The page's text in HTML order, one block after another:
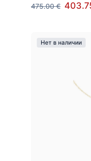
475.00 €
Нет в наличии